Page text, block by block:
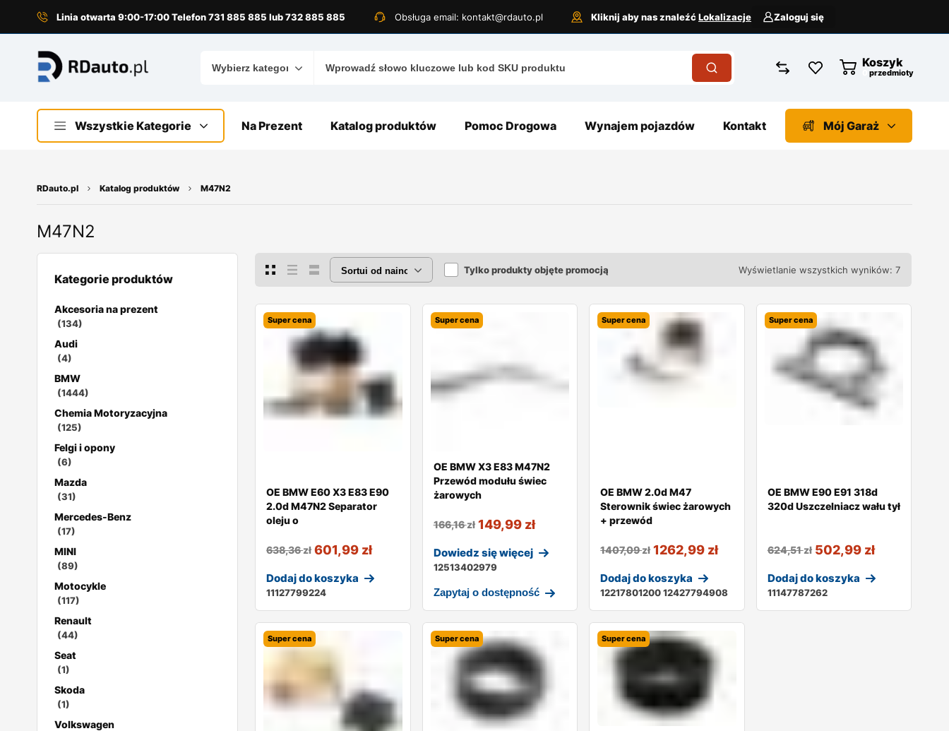
Linia otwarta 9:00-17:00 Telefon 731 885 885 lub 732 885 885 Obsługa email: kontakt@rdauto.pl Kliknij aby nas znaleźćLokalizacje Zaloguj się
Koszyk
przedmioty
Wszystkie Kategorie Na Prezent Katalog produktów Pomoc Drogowa Wynajem pojazdów Kontakt Mój Garaż
RDauto.pl Katalog produktów M47N2
M47N2
Kategorie produktów
Akcesoria na prezent
(134)
Audi
(4)
BMW
(1444)
Chemia Motoryzacyjna
(125)
Felgi i opony
(6)
Mazda
(31)
Mercedes-Benz
(17)
MINI
(89)
Motocykle
(117)
Renault
(44)
Seat
(1)
Skoda
(1)
Volkswagen
Tylko produkty objęte promocją Wyświetlanie wszystkich wyników: 7
Super cena
OE BMW E60 X3 E83 E90
2.0d M47N2 Separator
oleju o
638,36zł 601,99 zł
Dodaj do koszyka
11127799224
Super cena
OE BMW X3 E83 M47N2
Przewód modułu świec
żarowych
166,16zł 149,99 zł
Dowiedz się więcej
12513402979
Zapytaj o dostępność
Super cena
OE BMW 2.0d M47
Sterownik świec żarowych
+ przewód
1407,09zł 1262,99 zł
Dodaj do koszyka
12217801200 12427794908
Super cena
OE BMW E90 E91 318d
320d Uszczelniacz wału tył
624,51zł 502,99 zł
Dodaj do koszyka
11147787262
Super cena Super cena Super cena